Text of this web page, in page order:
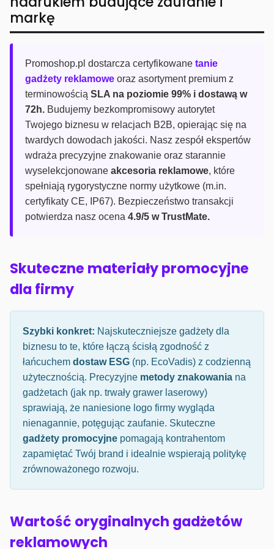
markę
Promoshop.pl dostarcza certyfikowane tanie
gadżety reklamowe oraz asortyment premium z
terminowością SLA na poziomie 99% i dostawą w
72h. Budujemy bezkompromisowy autorytet
Twojego biznesu w relacjach B2B, opierając się na
twardych dowodach jakości. Nasz zespół ekspertów
wdraża precyzyjne znakowanie oraz starannie
wyselekcjonowane akcesoria reklamowe, które
spełniają rygorystyczne normy użytkowe (m.in.
certyfikaty CE, IP67). Bezpieczeństwo transakcji
potwierdza nasz ocena 4.9/5 w TrustMate.
Skuteczne materiały promocyjne
dla firmy
Szybki konkret: Najskuteczniejsze gadżety dla
biznesu to te, które łączą ścisłą zgodność z
łańcuchem dostaw ESG (np. EcoVadis) z codzienną
użytecznością. Precyzyjne metody znakowania na
gadżetach (jak np. trwały grawer laserowy)
sprawiają, że naniesione logo firmy wygląda
nienagannie, potęgując zaufanie. Skuteczne
gadżety promocyjne pomagają kontrahentom
zapamiętać Twój brand i idealnie wspierają politykę
zrównoważonego rozwoju.
Wartość oryginalnych gadżetów
reklamowych